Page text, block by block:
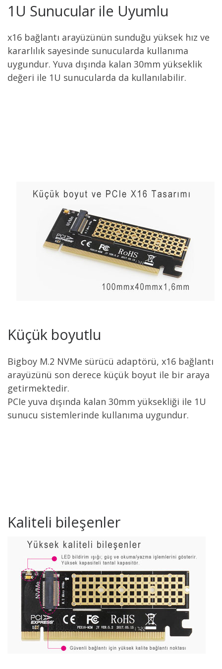
1U Sunucular ile Uyumlu
x16 bağlantı arayüzünün sunduğu yüksek hız ve
kararlılık sayesinde sunucularda kullanıma
uygundur. Yuva dışında kalan 30mm yükseklik
değeri ile 1U sunucularda da kullanılabilir.
Küçük boyutlu
Bigboy M.2 NVMe sürücü adaptörü, x16 bağlantı
arayüzünü son derece küçük boyut ile bir araya
getirmektedir.
PCIe yuva dışında kalan 30mm yüksekliği ile 1U
sunucu sistemlerinde kullanıma uygundur.
Kaliteli bileşenler